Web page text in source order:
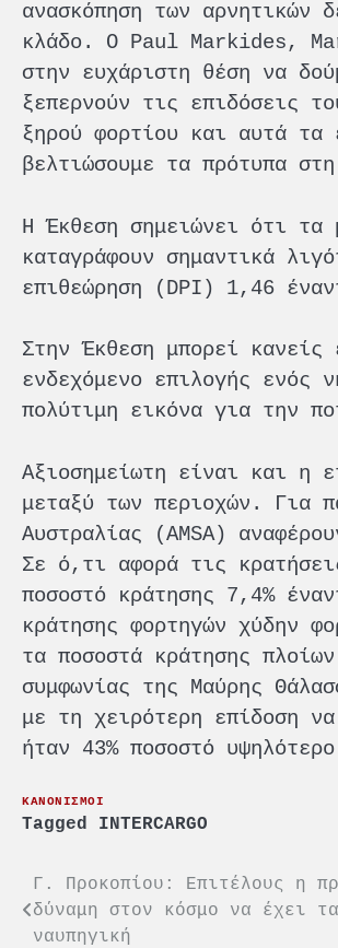
ανασκόπηση των αρνητικών
κλάδο. Ο Paul Markides,
στην ευχάριστη θέση να
ξεπερνούν τις επιδόσεις
ξηρού φορτίου και αυτά τα
βελτιώσουμε τα πρότυπα
Η Έκθεση σημειώνει ότι
καταγράφουν σημαντικά
επιθεώρηση (DPI) 1,46
Στην Έκθεση μπορεί
ενδεχόμενο επιλογής ενός
πολύτιμη εικόνα για την
Αξιοσημείωτη είναι και
μεταξύ των περιοχών. Για
Αυστραλίας (AMSA)
Σε ό,τι αφορά τις
ποσοστό κράτησης 7,4%
κράτησης φορτηγών χύδην
τα ποσοστά κράτησης
συμφωνίας της Μαύρης
με τη χειρότερη επίδοση
ήταν 43% ποσοστό
ΚΑΝΟΝΙΣΜΟΙ
Tagged INTERCARGO
Πλοήγηση
άρθρων
Γ. Προκοπίου: Επιτέλους η
δύναμη στον κόσμο να έχει
ναυπηγική